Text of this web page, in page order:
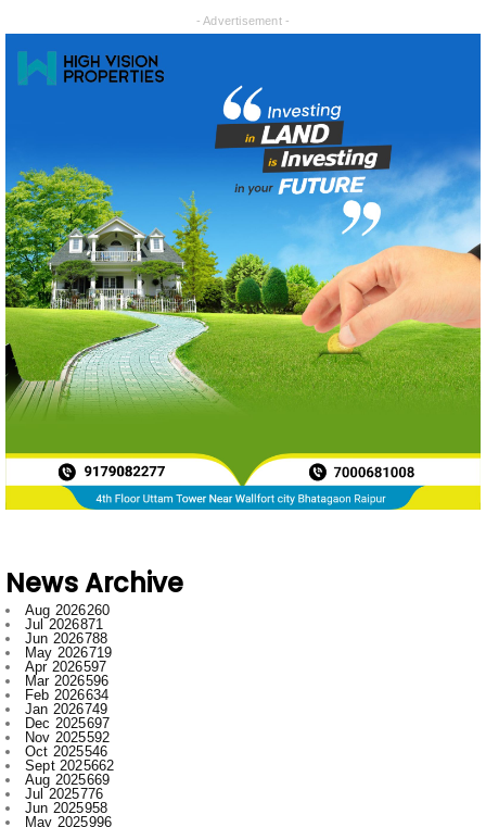
News Archive
Jun 2026
788
May 2026719
Apr 2026597
Mar 2026596
Feb 2026634
Jan 2026749
Dec 2025697
Nov 2025592
Oct 2025546
Sept 2025662
Aug 2025669
Jul 2025776
Jun 2025958
May 2025996
Apr 2025918
Mar 2025974
Feb 2025797
Jan 20251008